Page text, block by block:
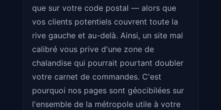
que sur votre code postal — alors que
vos clients potentiels couvrent toute la
rive gauche et au-delà. Ainsi, un site mal
calibré vous prive d'une zone de
chalandise qui pourrait pourtant doubler
votre carnet de commandes. C'est
pourquoi nos pages sont géocibilées sur
l'ensemble de la métropole utile à votre